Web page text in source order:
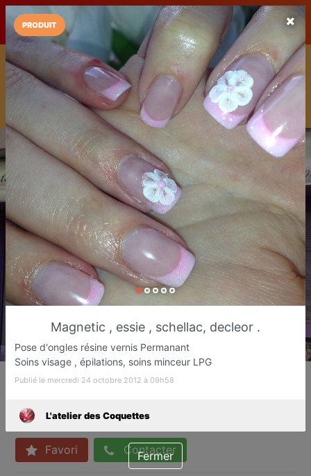
LaCarte LaCarte sur
Play Store
Installez l'App LaCarte
Téléchargez gratuitement l'app LaCarte pour suivre vos
commerces favoris et ne rien rater !
Télécharger Plus tard
L'atelier des Coquettes
Le cannet rocheville
Favori Contacter
PRODUIT
Magnetic , essie , schellac, decleor .
Pose d'ongles résine vernis Permanant
Soins visage , épilations, soins minceur LPG
Publié le mercredi 24 octobre 2012 à 09h58
L'atelier des Coquettes
Fermer